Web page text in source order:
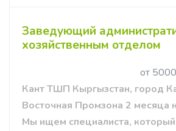
Заведующий
хозяйственным отделом
от
Кант ТШП Кыргызстан, город
Восточная Промзона 2 месяца
Мы ищем специалиста,